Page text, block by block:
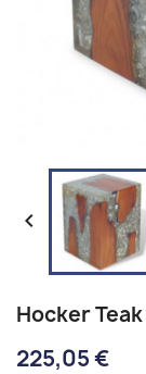

Hocker
225,05 €